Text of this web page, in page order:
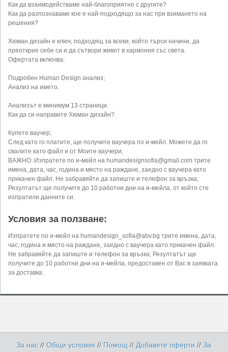
Как да взаимодействаме най-благоприятно с другите?
Как да разпознаваме кое е най-подходящо за нас при взимането на
решения?
Хюман дизайн е ключ, подходящ за всеки, който търси начини, да
преоткрие себе си и да сътвори живот в хармония със света.
Офертата включва:
Подробен Human Design анализ;
Анализ на името.
Анализът е минимум 13 страници.
Как да си направите Хюман дизайн?
Купете ваучер;
След като го платите, ще получите ваучера по и-мейл. Можете да го
свалите като файл и от Моите ваучери;
ВАЖНО: Изпратете по и-мейл на humandesignsofia@gmail.com трите
имена, дата, час, година и място на раждане, заедно с ваучера като
прикачен файл. Не забравяйте да запиште и телефон за връзка;
Резултатът ще получите до 10 работни дни на и-мейла, от който сте
изпратили данните си.
Условия за ползване:
Изпратете по и-мейл на humandesign_sofia@abv.bg трите имена, дата,
час, година и място на раждане, заедно с ваучера като прикачен файл.
Не забравяйте да запиште и телефон за връзка; Резултатът ще
получите до 10 работни дни на и-мейла, предоставен от Вас в заявката
за доставка.
За нас //Общи условия // Помощ //Добавете оферти//За